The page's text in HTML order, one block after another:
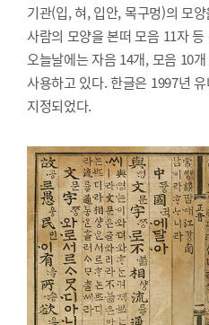
기관(입, 혀, 입안, 목구멍)의 모
사람의 모양을 본떠 모음 11자
오늘날에는 자음 14개, 모음 10
사용하고 있다. 한글은 1997년
지정되었다.